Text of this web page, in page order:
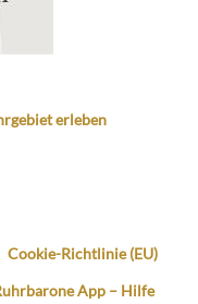
erleben
Cookie-Richtlinie (EU)
App – Hilfe